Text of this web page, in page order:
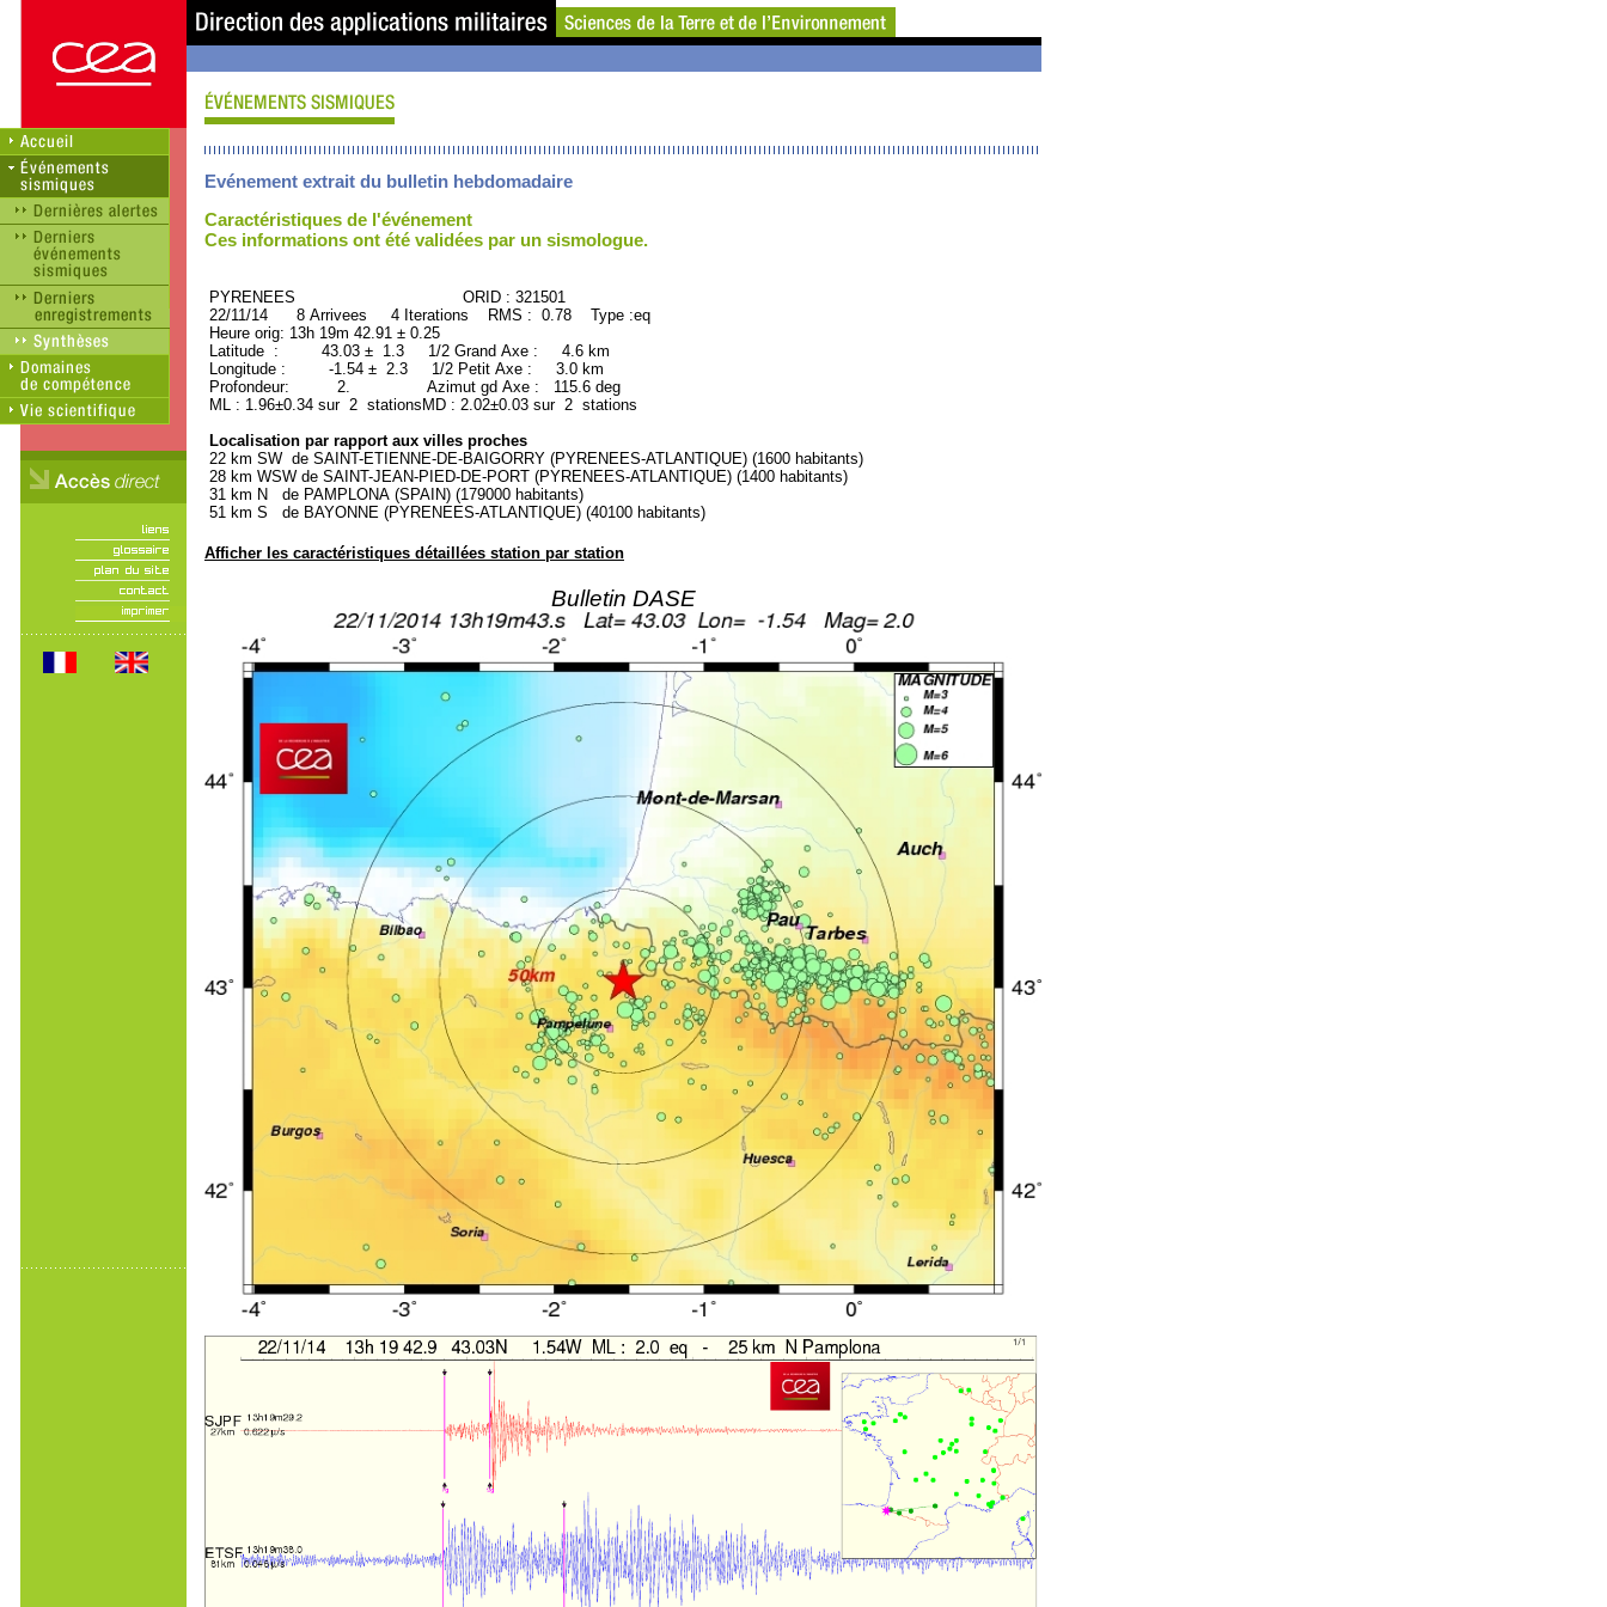
Evénement extrait du bulletin hebdomadaire
Caractéristiques de l'événement
Ces informations ont été validées par un sismologue.
PYRENEES ORID : 321501
22/11/14 8 Arrivees 4 Iterations RMS : 0.78 Type :eq
Heure orig: 13h 19m 42.91 ± 0.25
Latitude : 43.03 ± 1.3 1/2 Grand Axe : 4.6 km
Longitude : -1.54 ± 2.3 1/2 Petit Axe : 3.0 km
Profondeur: 2. Azimut gd Axe : 115.6 deg
ML : 1.96±0.34 sur 2 stationsMD : 2.02±0.03 sur 2 stations
Localisation par rapport aux villes proches
22 km SW de SAINT-ETIENNE-DE-BAIGORRY (PYRENEES-ATLANTIQUE) (1600 habitants)
28 km WSW de SAINT-JEAN-PIED-DE-PORT (PYRENEES-ATLANTIQUE) (1400 habitants)
31 km N de PAMPLONA (SPAIN) (179000 habitants)
51 km S de BAYONNE (PYRENEES-ATLANTIQUE) (40100 habitants)
Afficher les caractéristiques détaillées station par station
Bulletin DASE